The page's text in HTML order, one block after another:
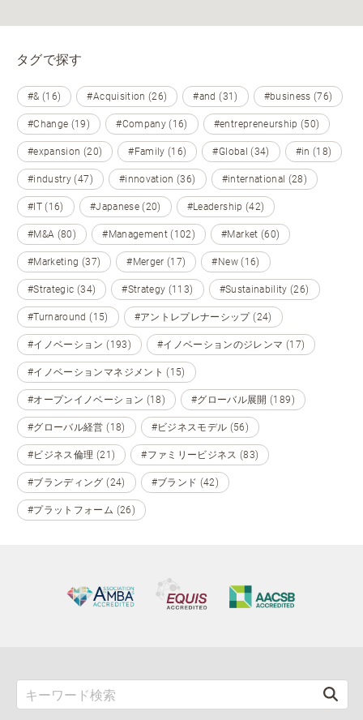
タグで探す
#& (16) #Acquisition (26) #and (31) #business (76)
#Change (19) #Company (16) #entrepreneurship (50)
#expansion (20) #Family (16) #Global (34) #in (18)
#industry (47) #innovation (36) #international (28)
#IT (16) #Japanese (20) #Leadership (42)
#M&A (80) #Management (102) #Market (60)
#Marketing (37) #Merger (17) #New (16)
#Strategic (34) #Strategy (113) #Sustainability (26)
#Turnaround (15) #アントレプレナーシップ (24)
#イノベーション (193) #イノベーションのジレンマ (17)
#イノベーションマネジメント (15)
#オープンイノベーション (18) #グローバル展開 (189)
#グローバル経営 (18) #ビジネスモデル (56)
#ビジネス倫理 (21) #ファミリービジネス (83)
#ブランディング (24) #ブランド (42)
#プラットフォーム (26)